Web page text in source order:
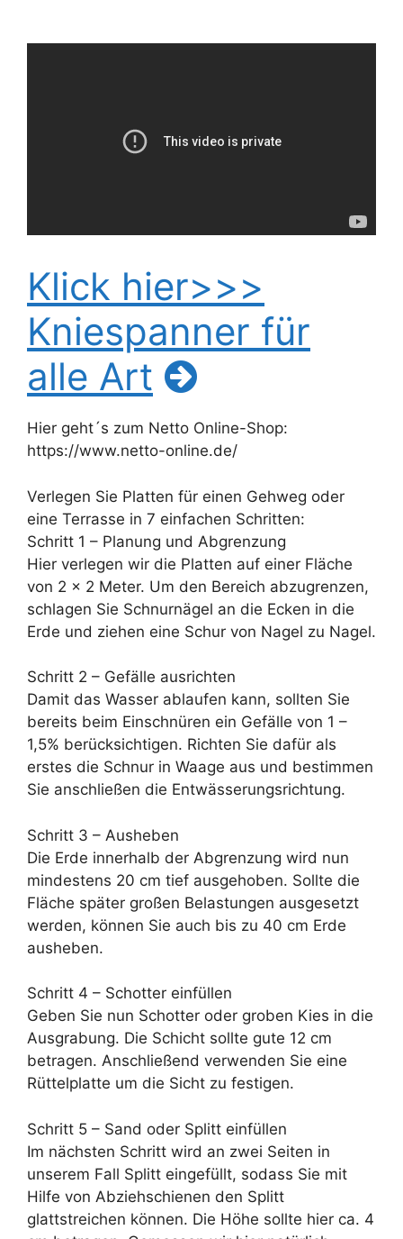
Klick hier>>>
Kniespanner für
alle Art
Hier geht´s zum Netto Online-Shop:
https://www.netto-online.de/
Verlegen Sie Platten für einen Gehweg oder
eine Terrasse in 7 einfachen Schritten:
Schritt 1 – Planung und Abgrenzung
Hier verlegen wir die Platten auf einer Fläche
von 2 x 2 Meter. Um den Bereich abzugrenzen,
schlagen Sie Schnurnägel an die Ecken in die
Erde und ziehen eine Schur von Nagel zu Nagel.
Schritt 2 – Gefälle ausrichten
Damit das Wasser ablaufen kann, sollten Sie
bereits beim Einschnüren ein Gefälle von 1 –
1,5% berücksichtigen. Richten Sie dafür als
erstes die Schnur in Waage aus und bestimmen
Sie anschließen die Entwässerungsrichtung.
Schritt 3 – Ausheben
Die Erde innerhalb der Abgrenzung wird nun
mindestens 20 cm tief ausgehoben. Sollte die
Fläche später großen Belastungen ausgesetzt
werden, können Sie auch bis zu 40 cm Erde
ausheben.
Schritt 4 – Schotter einfüllen
Geben Sie nun Schotter oder groben Kies in die
Ausgrabung. Die Schicht sollte gute 12 cm
betragen. Anschließend verwenden Sie eine
Rüttelplatte um die Sicht zu festigen.
Schritt 5 – Sand oder Splitt einfüllen
Im nächsten Schritt wird an zwei Seiten in
unserem Fall Splitt eingefüllt, sodass Sie mit
Hilfe von Abziehschienen den Splitt
glattstreichen können. Die Höhe sollte hier ca. 4